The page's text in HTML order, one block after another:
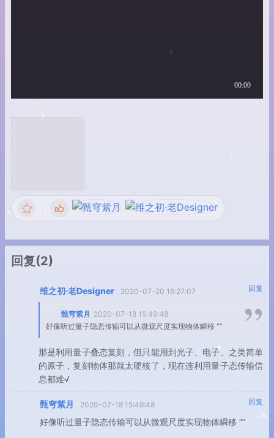
回复(2)
维之初·老Designer 2020-07-20 16:27:07 回复
甄穹紫月 2020-07-18 15:49:48
好像听过量子隐态传输可以从微观尺度实现物体瞬移 “”
那是利用量子叠态复刻，但只能用到光子、电子、之类简单
的原子，复刻物体那就太硬核了，现在连利用量子态传输信
息都难√
甄穹紫月 2020-07-18 15:49:48 回复
好像听过量子隐态传输可以从微观尺度实现物体瞬移 “”